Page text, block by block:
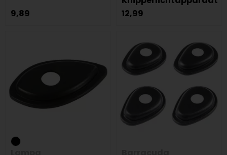
9,89
12,99